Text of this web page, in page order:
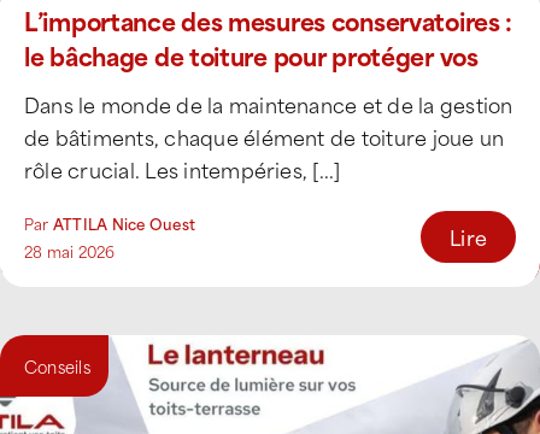
L’importance des mesures conservatoires :
le bâchage de toiture pour protéger vos
bâtiments
Dans le monde de la maintenance et de la gestion
de bâtiments, chaque élément de toiture joue un
rôle crucial. Les intempéries, [...]
Par ATTILA Nice Ouest
28 mai 2026
Lire
Conseils